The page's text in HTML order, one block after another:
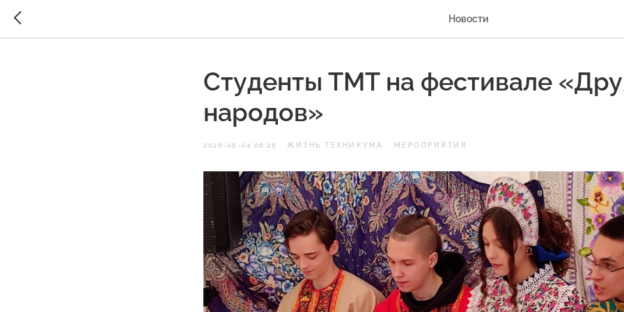
Новости
Студенты ТМТ на фестивале
народов»
2026-05-04 06:25 ЖИЗНЬ ТЕХНИКУМА МЕРОПРИЯТИЯ